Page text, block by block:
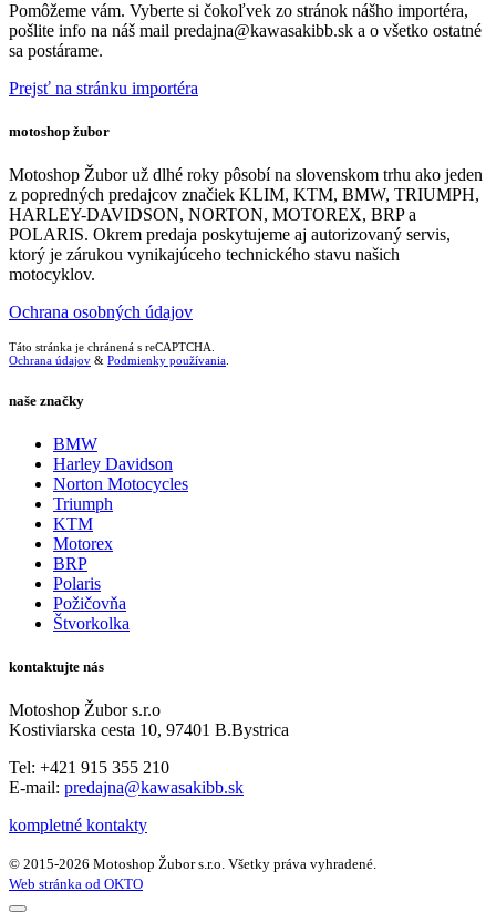
Pomôžeme vám. Vyberte si čokoľvek zo stránok nášho importéra,
pošlite info na náš mail predajna@kawasakibb.sk a o všetko ostatné
sa postárame.
Prejsť na stránku importéra
motoshop žubor
Motoshop Žubor už dlhé roky pôsobí na slovenskom trhu ako jeden
z popredných predajcov značiek KLIM, KTM, BMW, TRIUMPH,
HARLEY-DAVIDSON, NORTON, MOTOREX, BRP a
POLARIS. Okrem predaja poskytujeme aj autorizovaný servis,
ktorý je zárukou vynikajúceho technického stavu našich
motocyklov.
Ochrana osobných údajov
Táto stránka je chránená s reCAPTCHA.
Ochrana údajov & Podmienky používania.
naše značky
BMW
Harley Davidson
Norton Motocycles
Triumph
KTM
Motorex
BRP
Polaris
Požičovňa
Štvorkolka
kontaktujte nás
Motoshop Žubor s.r.o
Kostiviarska cesta 10, 97401 B.Bystrica
Tel: +421 915 355 210
E-mail: predajna@kawasakibb.sk
kompletné kontakty
© 2015-2026 Motoshop Žubor s.r.o. Všetky práva vyhradené.
Web stránka od OKTO